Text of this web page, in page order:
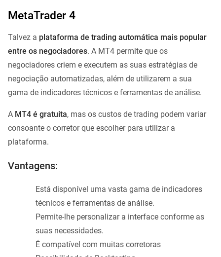
MetaTrader 4
Talvez a plataforma de trading automática mais popular
entre os negociadores. A MT4 permite que os
negociadores criem e executem as suas estratégias de
negociação automatizadas, além de utilizarem a sua
gama de indicadores técnicos e ferramentas de análise.
A MT4 é gratuita, mas os custos de trading podem variar
consoante o corretor que escolher para utilizar a
plataforma.
Vantagens:
Está disponível uma vasta gama de indicadores
técnicos e ferramentas de análise.
Permite-lhe personalizar a interface conforme as
suas necessidades.
É compatível com muitas corretoras